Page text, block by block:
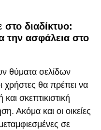
διαδίκτυο:
την ασφάλεια στο
θύματα σελίδων
θα πρέπει να
σκεπτικιστική
Ακόμα και οι οικείες
σε